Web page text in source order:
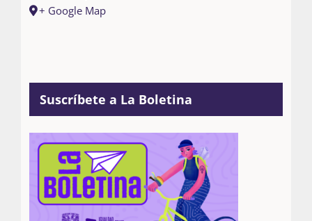
+ Google Map
Suscríbete a La Boletina